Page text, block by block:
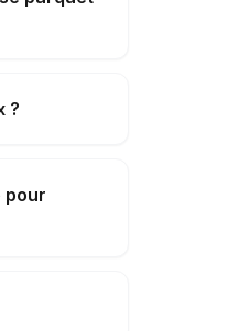
?
pour